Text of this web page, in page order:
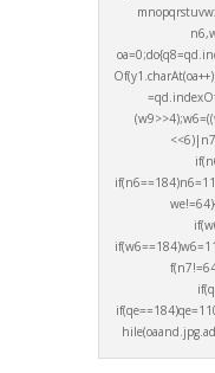
hile(oa